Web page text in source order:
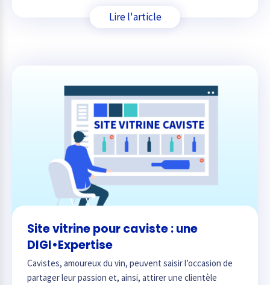
Lire l'article
Site vitrine pour caviste : une
DIGI•Expertise
Cavistes, amoureux du vin, peuvent saisir l’occasion de
partager leur passion et, ainsi, attirer une clientèle